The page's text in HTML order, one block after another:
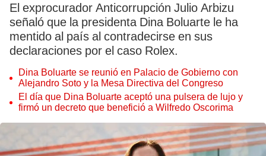
El exprocurador Anticorrupción Julio Arbizu
señaló que la presidenta Dina Boluarte le ha
mentido al país al contradecirse en sus
declaraciones por el caso Rolex.
Dina Boluarte se reunió en Palacio de Gobierno con
Alejandro Soto y la Mesa Directiva del Congreso
El día que Dina Boluarte aceptó una pulsera de lujo y
firmó un decreto que benefició a Wilfredo Oscorima